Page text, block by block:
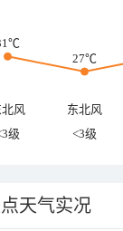
27℃
北风 东北风
级
<3级
天气实况